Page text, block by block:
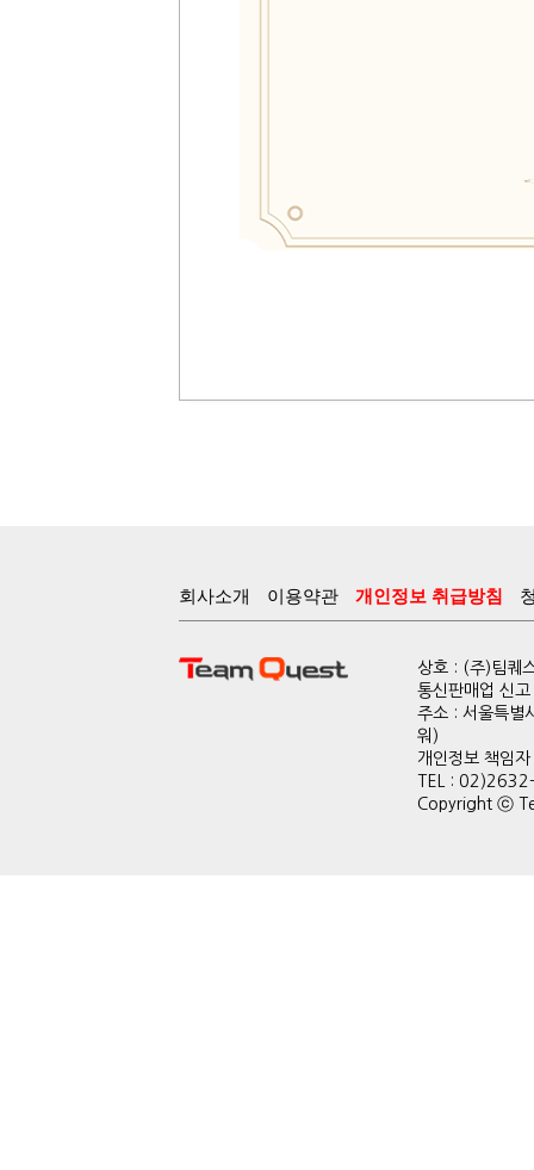
회사소개 이용약관 개인정보 취급방침
상호 : (주)팀퀘
통신판매업 신
주소 : 서울특
워)
개인정보 책
TEL :
Copyright ⓒ